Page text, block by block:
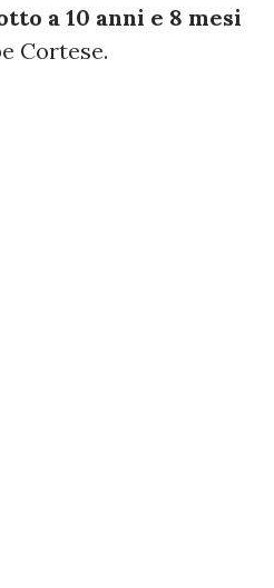
a 10 anni e 8 mesi
Cortese.